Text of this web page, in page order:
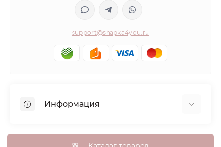
support@shapka4you.ru
Информация
Доставка, оплата и бонусные баллы